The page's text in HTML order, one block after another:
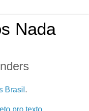
Nada
Brasil .
pro texto.